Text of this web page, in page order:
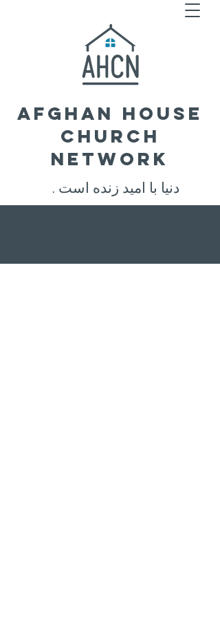
Afghan House
Church
Network
. دنیا با امید زنده است